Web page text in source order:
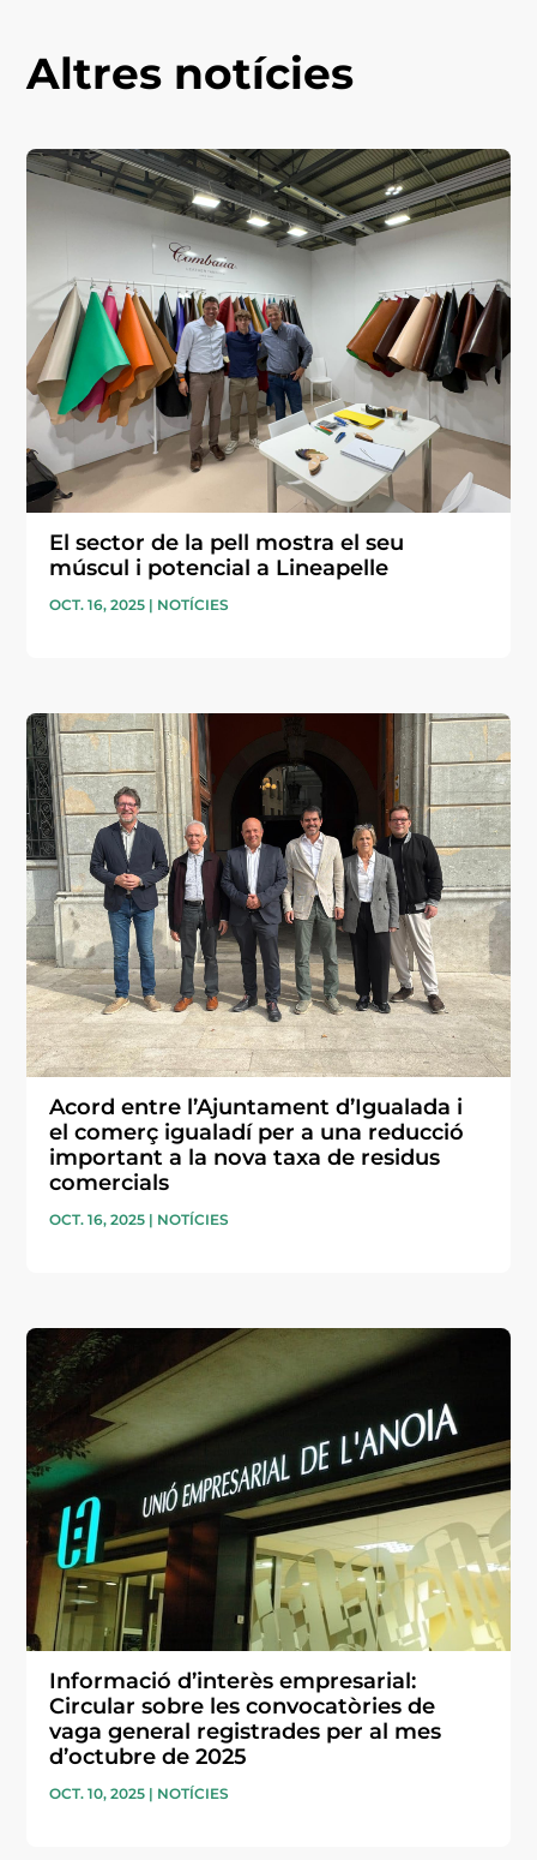
Altres notícies
El sector de la pell mostra el seu
múscul i potencial a Lineapelle
OCT. 16, 2025 | NOTÍCIES
Acord entre l’Ajuntament d’Igualada i
el comerç igualadí per a una reducció
important a la nova taxa de residus
comercials
OCT. 16, 2025 | NOTÍCIES
Informació d’interès empresarial:
Circular sobre les convocatòries de
vaga general registrades per al mes
d’octubre de 2025
OCT. 10, 2025 | NOTÍCIES